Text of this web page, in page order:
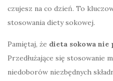
czujesz na co dzień. To
stosowania diety sokowej.
Pamiętaj, że dieta sokowa nie
Przedłużające się stosowanie
niedoborów niezbędnych